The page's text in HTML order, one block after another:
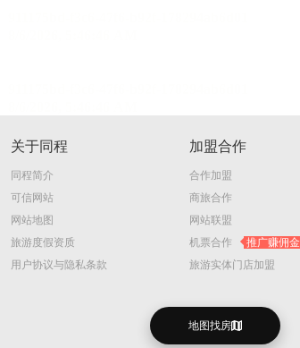
地图找房
关于同程
同程简介
可信网站
网站地图
旅游度假资质
用户协议与隐私条款
加盟合作
合作加盟
商旅合作
网站联盟
机票合作
推广赚佣金
旅游实体门店加盟